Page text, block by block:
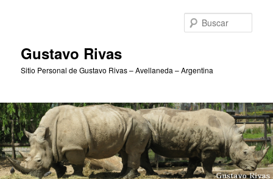
Gustavo Rivas
Sitio Personal de Gustavo Rivas – Avellaneda – Argentina